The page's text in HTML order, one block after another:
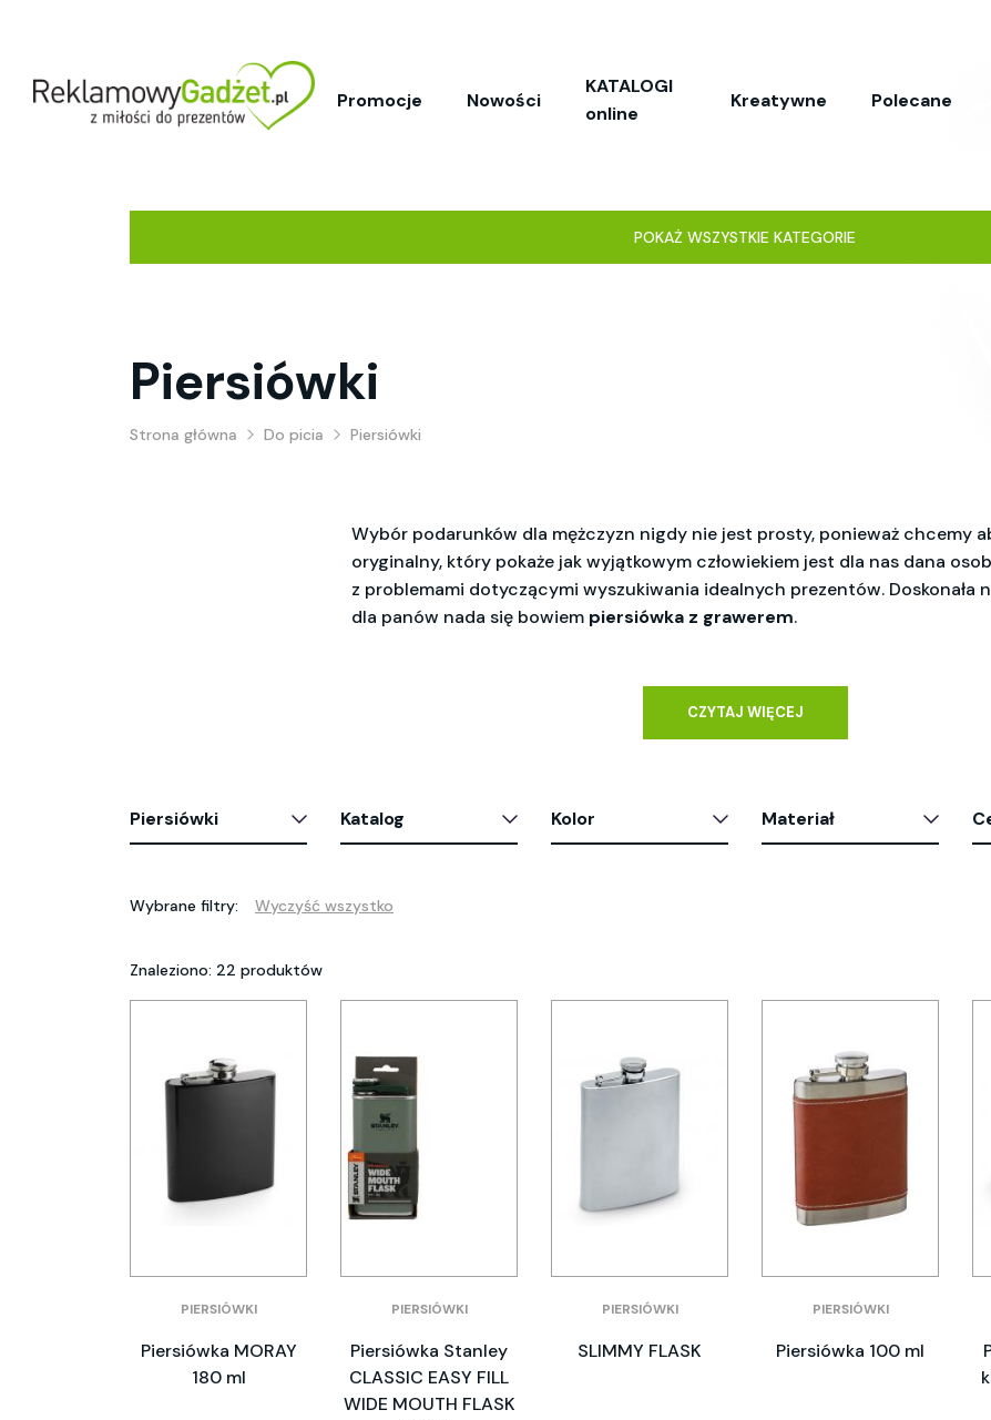
Promocje Nowości
KATALOGI
online
Kreatywne Polecane
POKAŻ WSZYSTKIE KATEGORIE
Piersiówki
Strona główna Do picia Piersiówki
Wybór podarunków dla mężczyzn nigdy nie jest prosty, ponieważ chcemy
oryginalny, który pokaże jak wyjątkowym człowiekiem jest dla nas dana
z problemami dotyczącymi wyszukiwania idealnych prezentów. Doskonała
dla panów nada się bowiem piersiówka z grawerem.
CZYTAJ WIĘCEJ
Piersiówki Katalog Kolor Materiał
Wybrane filtry: Wyczyść wszystko
Znaleziono: 22 produktów
PIERSIÓWKI
Piersiówka MORAY
180 ml
PIERSIÓWKI
Piersiówka Stanley
CLASSIC EASY FILL
WIDE MOUTH FLASK
PIERSIÓWKI
SLIMMY FLASK
PIERSIÓWKI
Piersiówka 100 ml